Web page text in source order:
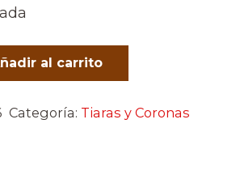
al carrito
Categoría: Tiaras y Coronas